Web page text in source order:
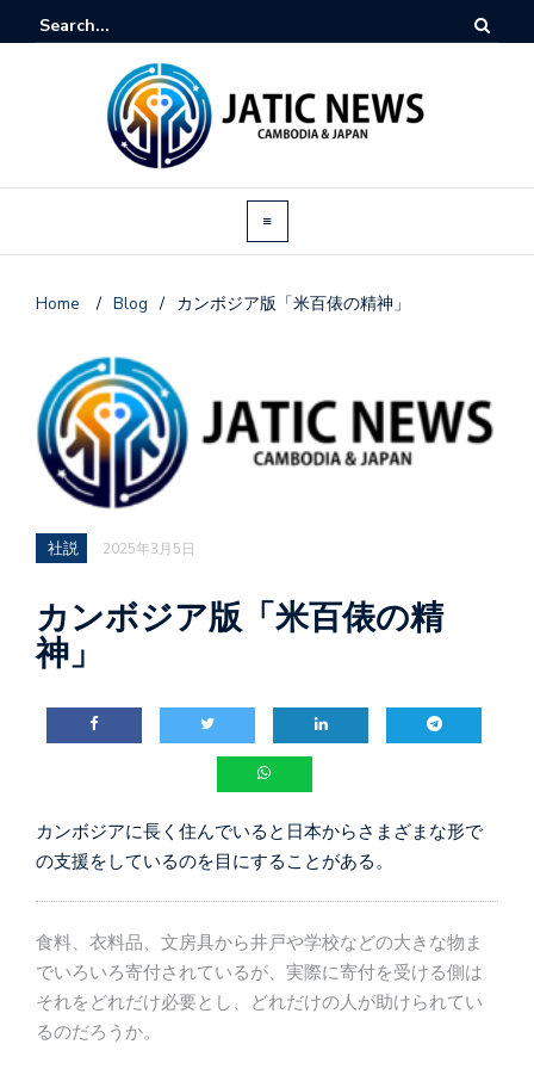
Home / Blog / カンボジア版「米百俵の精神」
社説 2025年3月5日
カンボジア版「米百俵の精
神」
カンボジアに長く住んでいると日本からさまざまな形で
の支援をしているのを目にすることがある。
食料、衣料品、文房具から井戸や学校などの大きな物ま
でいろいろ寄付されているが、実際に寄付を受ける側は
それをどれだけ必要とし、どれだけの人が助けられてい
るのだろうか。